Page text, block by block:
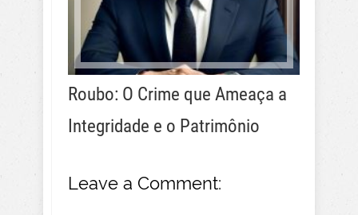
Roubo: O Crime que Ameaça a
Integridade e o Patrimônio
Leave a Comment: